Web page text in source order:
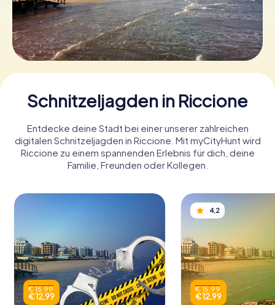
Gutscheine bestellen
Schnitzeljagden in Riccione
Entdecke deine Stadt bei einer unserer zahlreichen
digitalen Schnitzeljagden in Riccione. Mit myCityHunt wird
Riccione zu einem spannenden Erlebnis für dich, deine
Familie, Freunden oder Kollegen.
€ 15,99
€ 12,99
4,2
€ 15,99
€ 12,99